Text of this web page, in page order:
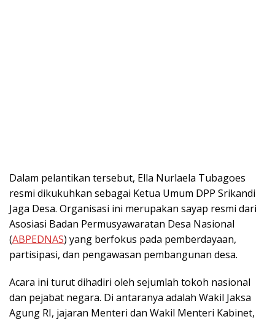
Dalam pelantikan tersebut, Ella Nurlaela Tubagoes
resmi dikukuhkan sebagai Ketua Umum DPP Srikandi
Jaga Desa. Organisasi ini merupakan sayap resmi dari
Asosiasi Badan Permusyawaratan Desa Nasional
(ABPEDNAS) yang berfokus pada pemberdayaan,
partisipasi, dan pengawasan pembangunan desa.
Acara ini turut dihadiri oleh sejumlah tokoh nasional
dan pejabat negara. Di antaranya adalah Wakil Jaksa
Agung RI, jajaran Menteri dan Wakil Menteri Kabinet,